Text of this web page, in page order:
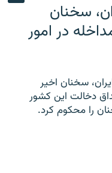
سخنان
در امور
سخنان اخیر
دخالت این کشور
را محکوم کرد.